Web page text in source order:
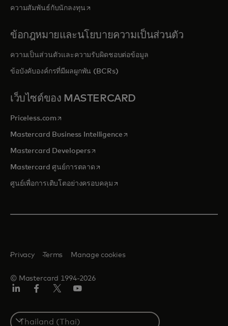
ความสัมพันธ์กับนักลงทุน opens in a new tab
ข้อกฎหมายและนโยบายความเป็นส่วนตัว
ความเป็นส่วนตัวและความรับผิดชอบต่อข้อมูล
ข้อบังคับองค์กรที่มีผลผูกพัน (BCRs)
เว็บไซต์ของ MASTERCARD
Priceless.com opens in a new tab
Mastercard Business Intelligenceopens in a new tab
Mastercard Developersopens in a new tab
Mastercard ศูนย์การตลาด opens in a new tab
ศูนย์เพื่อการเติบโตอย่างครอบคลุมopens in a new tab
© Mastercard 1994-2026
Privacy Terms Manage cookies
Select
a
เตอร์/
เอ็กซ์